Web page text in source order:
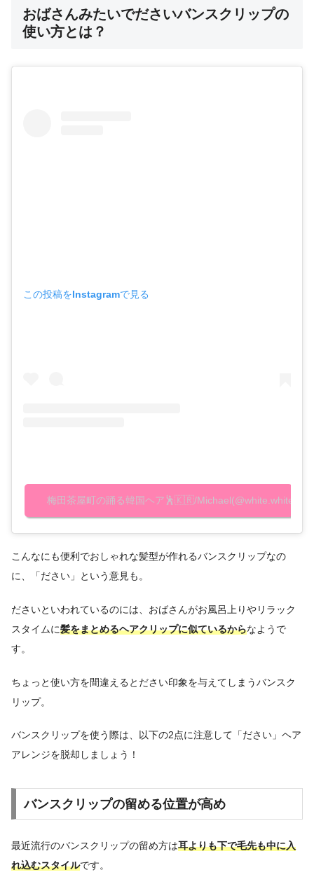
おばさんみたいでださいバンスクリップの
使い方とは？
この投稿をInstagramで見る
梅田茶屋町の踊る韓国ヘア🕺🇰🇷/
こんなにも便利でおしゃれな髪型が作れるバンスクリップなの
に、「ださい」という意見も。
ださいといわれているのには、おばさんがお風呂上りやリラック
スタイムに髪をまとめるヘアクリップに似ているからなようで
す。
ちょっと使い方を間違えるとださい印象を与えてしまうバンスク
リップ。
バンスクリップを使う際は、以下の2点に注意して「ださい」ヘア
アレンジを脱却しましょう！
バンスクリップの留める位置が高め
最近流行のバンスクリップの留め方は耳よりも下で毛先も中に入
れ込むスタイルです。